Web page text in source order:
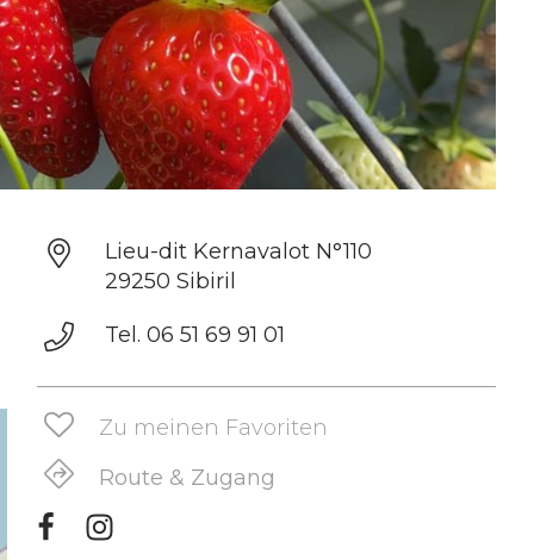
Lieu-dit Kernavalot N°110
29250 Sibiril
Tel. 06 51 69 91 01
Zu meinen Favoriten
Route & Zugang